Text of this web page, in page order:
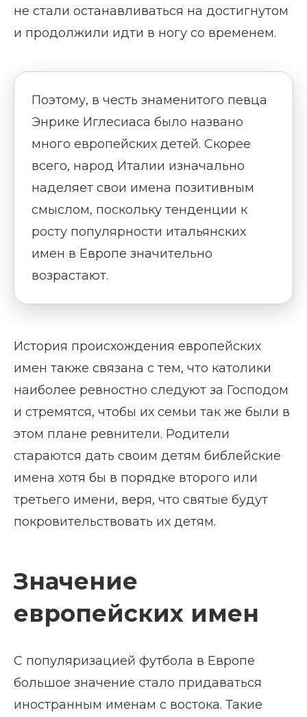
не стали останавливаться на достигнутом
и продолжили идти в ногу со временем.
Поэтому, в честь знаменитого певца
Энрике Иглесиаса было названо
много европейских детей. Скорее
всего, народ Италии изначально
наделяет свои имена позитивным
смыслом, поскольку тенденции к
росту популярности итальянских
имен в Европе значительно
возрастают.
История происхождения европейских
имен также связана с тем, что католики
наиболее ревностно следуют за Господом
и стремятся, чтобы их семьи так же были в
этом плане ревнители. Родители
стараются дать своим детям библейские
имена хотя бы в порядке второго или
третьего имени, веря, что святые будут
покровительствовать их детям.
Значение
европейских имен
С популяризацией футбола в Европе
большое значение стало придаваться
иностранным именам с востока. Такие